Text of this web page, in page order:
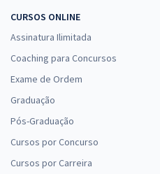
CURSOS ONLINE
Assinatura Ilimitada
Coaching para Concursos
Exame de Ordem
Graduação
Pós-Graduação
Cursos por Concurso
Cursos por Carreira